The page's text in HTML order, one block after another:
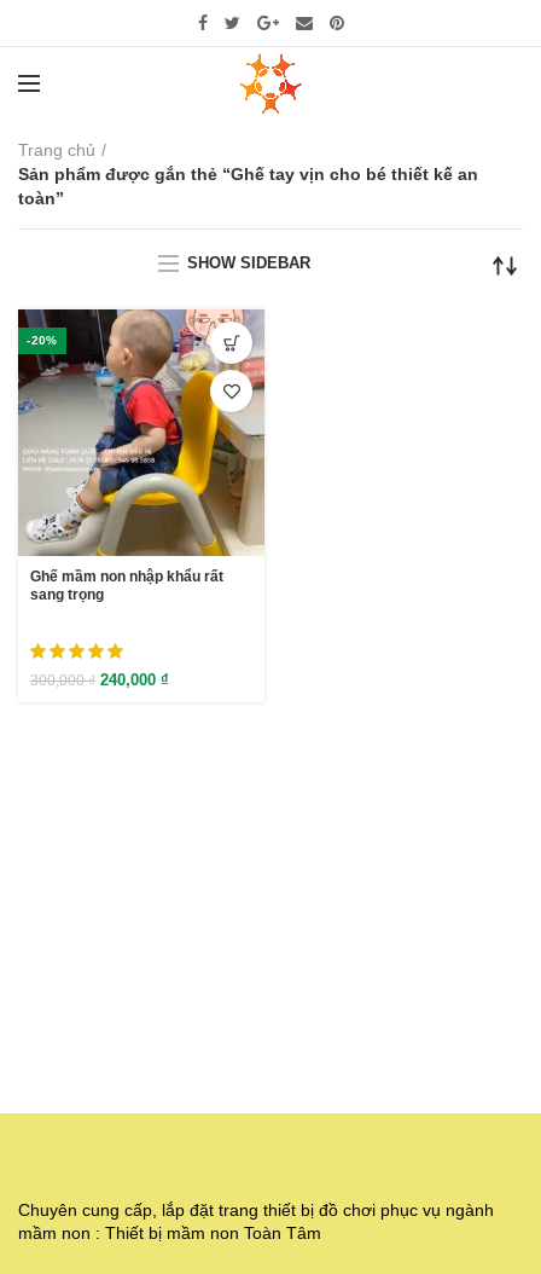
Trang chủ
Sản phẩm được gắn thẻ “Ghế tay vịn cho bé thiết kế an
toàn”
SHOW SIDEBAR
-20%
Ghế mầm non nhập khẩu rất
sang trọng
300,000₫ 240,000 ₫
Chuyên cung cấp, lắp đặt trang thiết bị đồ chơi phục vụ ngành
mầm non : Thiết bị mầm non Toàn Tâm